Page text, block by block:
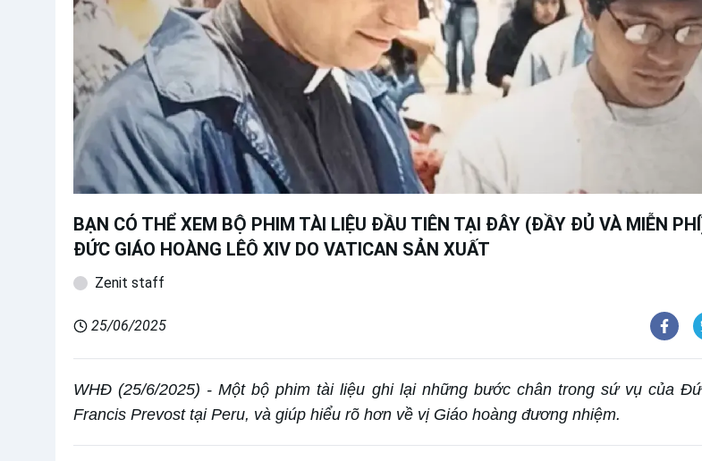
BẠN CÓ THỂ XEM BỘ PHIM TÀI LIỆU ĐẦU TIÊN TẠI ĐÂY (ĐẦY ĐỦ VÀ MIỄN
ĐỨC GIÁO HOÀNG LÊÔ XIV DO VATICAN SẢN XUẤT
Zenit staff
25/06/2025
WHĐ (25/6/2025) - Một bộ phim tài liệu ghi lại những bước chân trong sứ vụ của
Francis Prevost tại Peru, và giúp hiểu rõ hơn về vị Giáo hoàng đương nhiệm.